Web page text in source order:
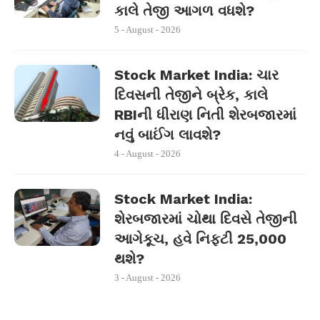
કાલે તેજી આગળ વધશે?
5 - August - 2026
Stock Market India: ચાર
દિવસની તેજીને બ્રેક, કાલે
RBIની ધીરાણ નિતી શેરબજારમાં
નવું બાઈંગ લાવશે?
4 - August - 2026
Stock Market India:
શેરબજારમાં ચોથા દિવસે તેજીની
આગેકૂચ, હવે નિફ્ટી 25,000
થશે?
3 - August - 2026